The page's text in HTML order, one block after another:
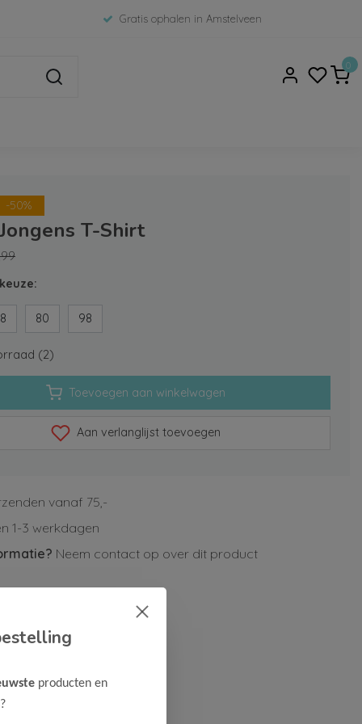
Gratis ophalen in Amstelveen
0
-50%
T-Shirt
80 98
(2)
Toevoegen aan winkelwagen
Aan verlanglijst toevoegen
vanaf 75,-
1-3 werkdagen
Neem contact op over dit product
producten en